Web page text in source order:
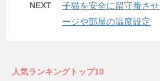
NEXT
子猫を安全に留守番さ
ージや部屋の温度設定
人気ランキングトップ10